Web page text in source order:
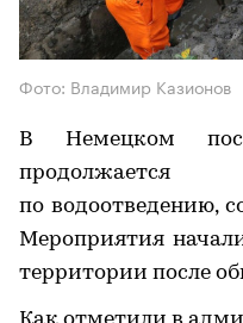
Фото: Владимир Казионов
В Немецком
по водоотведению,
Мероприятия
территории после